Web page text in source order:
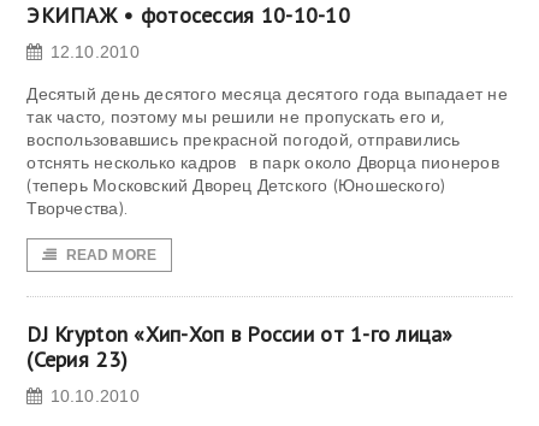
ЭКИПАЖ • фотосессия 10-10-10
12.10.2010
Десятый день десятого месяца десятого года выпадает не
так часто, поэтому мы решили не пропускать его и,
воспользовавшись прекрасной погодой, отправились
отснять несколько кадров в парк около Дворца пионеров
(теперь Московский Дворец Детского (Юношеского)
Творчества).
READ MORE
DJ Krypton «Хип-Хоп в России от 1-го лица»
(Серия 23)
10.10.2010